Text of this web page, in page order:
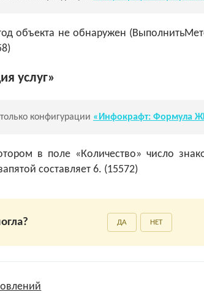
объекта не обнаружен
услуг»
конфигурации «Инфокрафт: Формула
в поле «Количество» число
составляет 6. (15572)
ДА НЕТ